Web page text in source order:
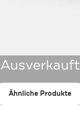
Ausverkauft
Ähnliche Produkte